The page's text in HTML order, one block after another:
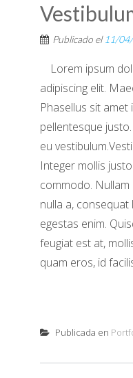
Publicado el 11/
Lorem ipsum
adipiscing elit.
Phasellus sit
pellentesque
eu
Integer mollis
commodo.
nulla a,
egestas enim.
feugiat est at,
quam eros, id
Publicada en